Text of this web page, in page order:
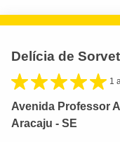
Delícia de
1
Avenida Professor
Aracaju - SE